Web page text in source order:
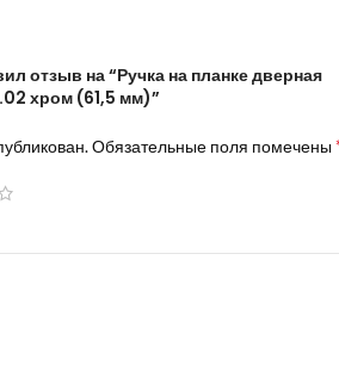
отзыв на “Ручка на планке дверная
хром (61,5 мм)”
Обязательные поля помечены